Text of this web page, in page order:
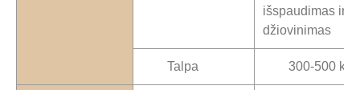
išspaudimas ir
džiovinimas
Talpa 300-500 kg/